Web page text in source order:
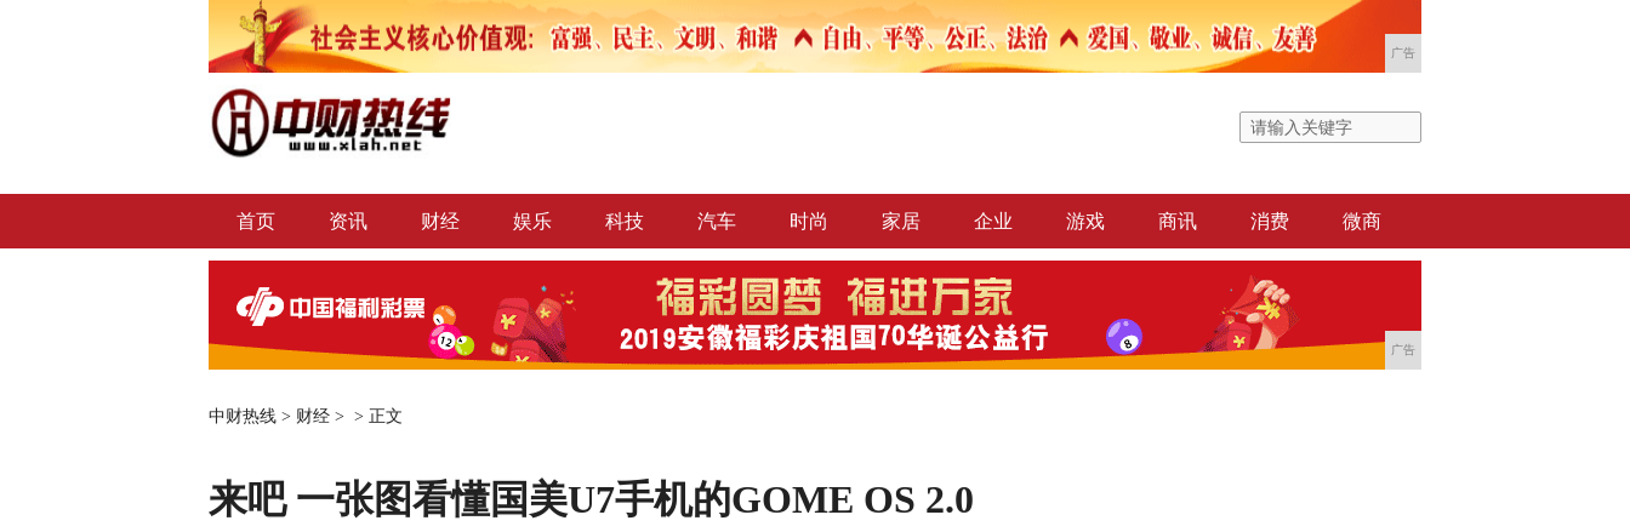
广告
首页 资讯 财经 娱乐 科技 汽车 时尚 家居 企业 游戏 商讯 消费 微商
广告
中财热线 > 财经 > > 正文
来吧 一张图看懂国美U7手机的GOME OS 2.0